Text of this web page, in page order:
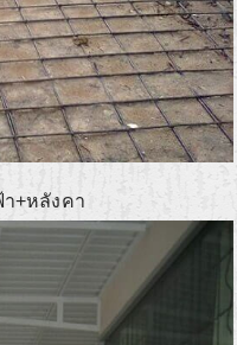
า+หลังคา